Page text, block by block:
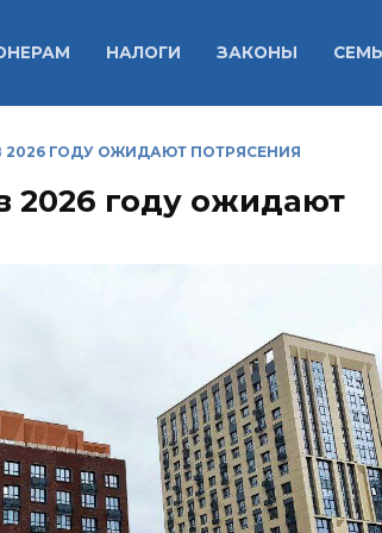
НАЛОГИ ЗАКОНЫ
ГОДУ ОЖИДАЮТ ПОТРЯСЕНИЯ
2026 году ожидают